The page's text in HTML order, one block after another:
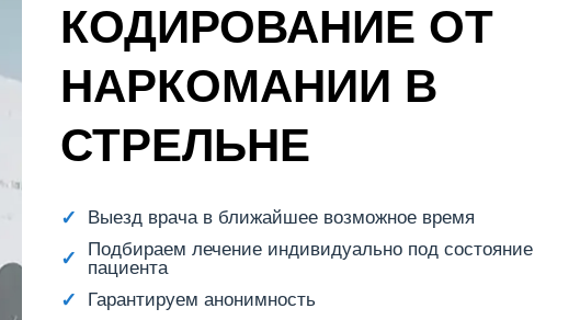
КОДИРОВАНИЕ ОТ
НАРКОМАНИИ В
СТРЕЛЬНЕ
Выезд врача в ближайшее возможное время
Подбираем лечение индивидуально под состояние
пациента
Гарантируем анонимность